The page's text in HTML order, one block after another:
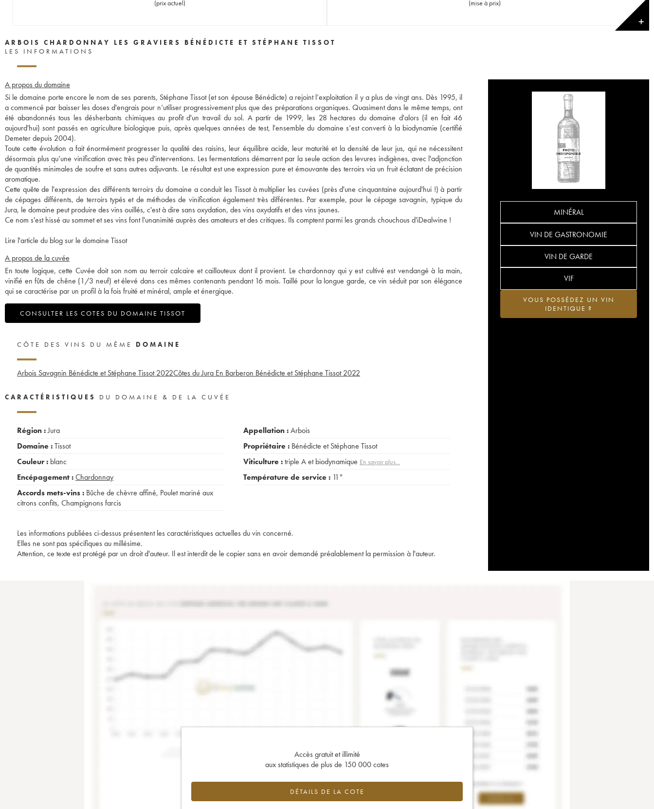
(prix actuel) (mise à prix)
✕
ARBOIS CHARDONNAY LES GRAVIERS BÉNÉDICTE ET STÉPHANE TISSOT
LES INFORMATIONS
A propos du domaine
Si le domaine porte encore le nom de ses parents, Stéphane Tissot (et son épouse Bénédicte) a rejoint l’exploitation il y a plus de vingt ans. Dès 1995, il
a commencé par baisser les doses d'engrais pour n’utiliser progressivement plus que des préparations organiques. Quasiment dans le même temps, ont
été abandonnés tous les désherbants chimiques au profit d'un travail du sol. A partir de 1999, les 28 hectares du domaine d'alors (il en fait 46
aujourd'hui) sont passés en agriculture biologique puis, après quelques années de test, l'ensemble du domaine s’est converti à la biodynamie (certifié
Demeter depuis 2004).
Toute cette évolution a fait énormément progresser la qualité des raisins, leur équilibre acide, leur maturité et la densité de leur jus, qui ne nécessitent
désormais plus qu’une vinification avec très peu d'interventions. Les fermentations démarrent par la seule action des levures indigènes, avec l'adjonction
de quantités minimales de soufre et sans autres adjuvants. Le résultat est une expression pure et émouvante des terroirs via un fruit éclatant de précision
aromatique.
Cette quête de l'expression des différents terroirs du domaine a conduit les Tissot à multiplier les cuvées (près d'une cinquantaine aujourd'hui !) à partir
de cépages différents, de terroirs typés et de méthodes de vinification également très différentes. Par exemple, pour le cépage savagnin, typique du
Jura, le domaine peut produire des vins ouillés, c'est à dire sans oxydation, des vins oxydatifs et des vins jaunes.
Ce nom s'est hissé au sommet et ses vins font l'unanimité auprès des amateurs et des critiques. Ils comptent parmi les grands chouchous d'iDealwine !
Lire l'article du blog sur le domaine Tissot
A propos de la cuvée
En toute logique, cette Cuvée doit son nom au terroir calcaire et caillouteux dont il provient. Le chardonnay qui y est cultivé est vendangé à la main,
vinifié en fûts de chêne (1/3 neuf) et élevé dans ces mêmes contenants pendant 16 mois. Taillé pour la longue garde, ce vin séduit par son élégance
qui se caractérise par un profil à la fois fruité et minéral, ample et énergique.
CONSULTER LES COTES DU DOMAINE TISSOT
MINÉRAL
VIN DE GASTRONOMIE
VIN DE GARDE
VIF
VOUS POSSÉDEZ UN VIN
IDENTIQUE ?
CÔTE DES VINS DU MÊME DOMAINE
Arbois Savagnin Bénédicte et Stéphane Tissot 2022Côtes du Jura En Barberon Bénédicte et Stéphane Tissot 2022
CARACTÉRISTIQUES DU DOMAINE & DE LA CUVÉE
Région :Jura
Domaine :Tissot
Couleur : blanc
Encépagement :Chardonnay
Accords mets-vins : Bûche de chèvre affiné, Poulet mariné aux
citrons confits, Champignons farcis
Appellation :Arbois
Propriétaire : Bénédicte et Stéphane Tissot
Viticulture :triple A et biodynamique En savoir plus...
Température de service : 11°
Les informations publiées ci-dessus présentent les caractéristiques actuelles du vin concerné.
Elles ne sont pas spécifiques au millésime.
Attention, ce texte est protégé par un droit d'auteur. Il est interdit de le copier sans en avoir demandé préalablement la permission à l'auteur.
Accès gratuit et illimité
aux statistiques de plus de 150 000 cotes
DÉTAILS DE LA COTE